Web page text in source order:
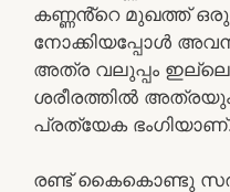
കണ്ണൻ്റെ മുഖത്ത് ഒരു
നോക്കിയപ്പോൾ അവൻ
അത്ര വലുപ്പം
ശരീരത്തിൽ
പ്രത്യേക
രണ്ട് കൈകൊണ്ടു